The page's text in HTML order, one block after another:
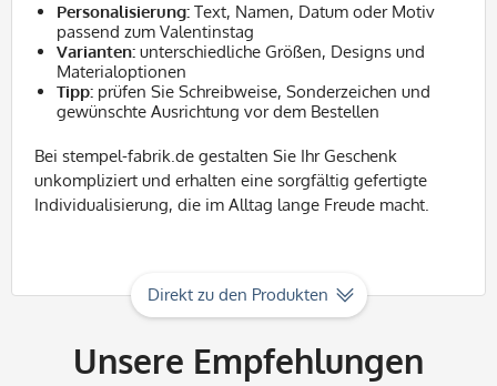
Personalisierung: Text, Namen, Datum oder Motiv
passend zum Valentinstag
Varianten: unterschiedliche Größen, Designs und
Materialoptionen
Tipp: prüfen Sie Schreibweise, Sonderzeichen und
gewünschte Ausrichtung vor dem Bestellen
Bei stempel-fabrik.de gestalten Sie Ihr Geschenk
unkompliziert und erhalten eine sorgfältig gefertigte
Individualisierung, die im Alltag lange Freude macht.
Direkt zu den Produkten
Unsere Empfehlungen